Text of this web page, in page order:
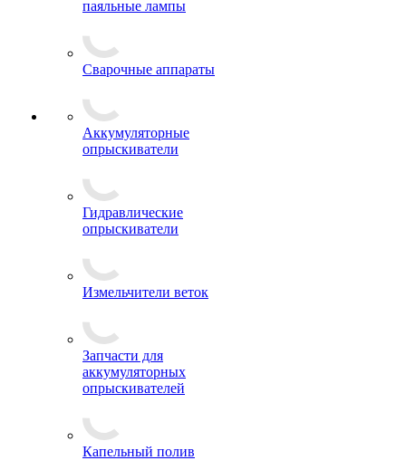
паяльные лампы
Сварочные аппараты
Аккумуляторные
опрыскиватели
Гидравлические
опрыскиватели
Измельчители веток
Запчасти для
аккумуляторных
опрыскивателей
Капельный полив